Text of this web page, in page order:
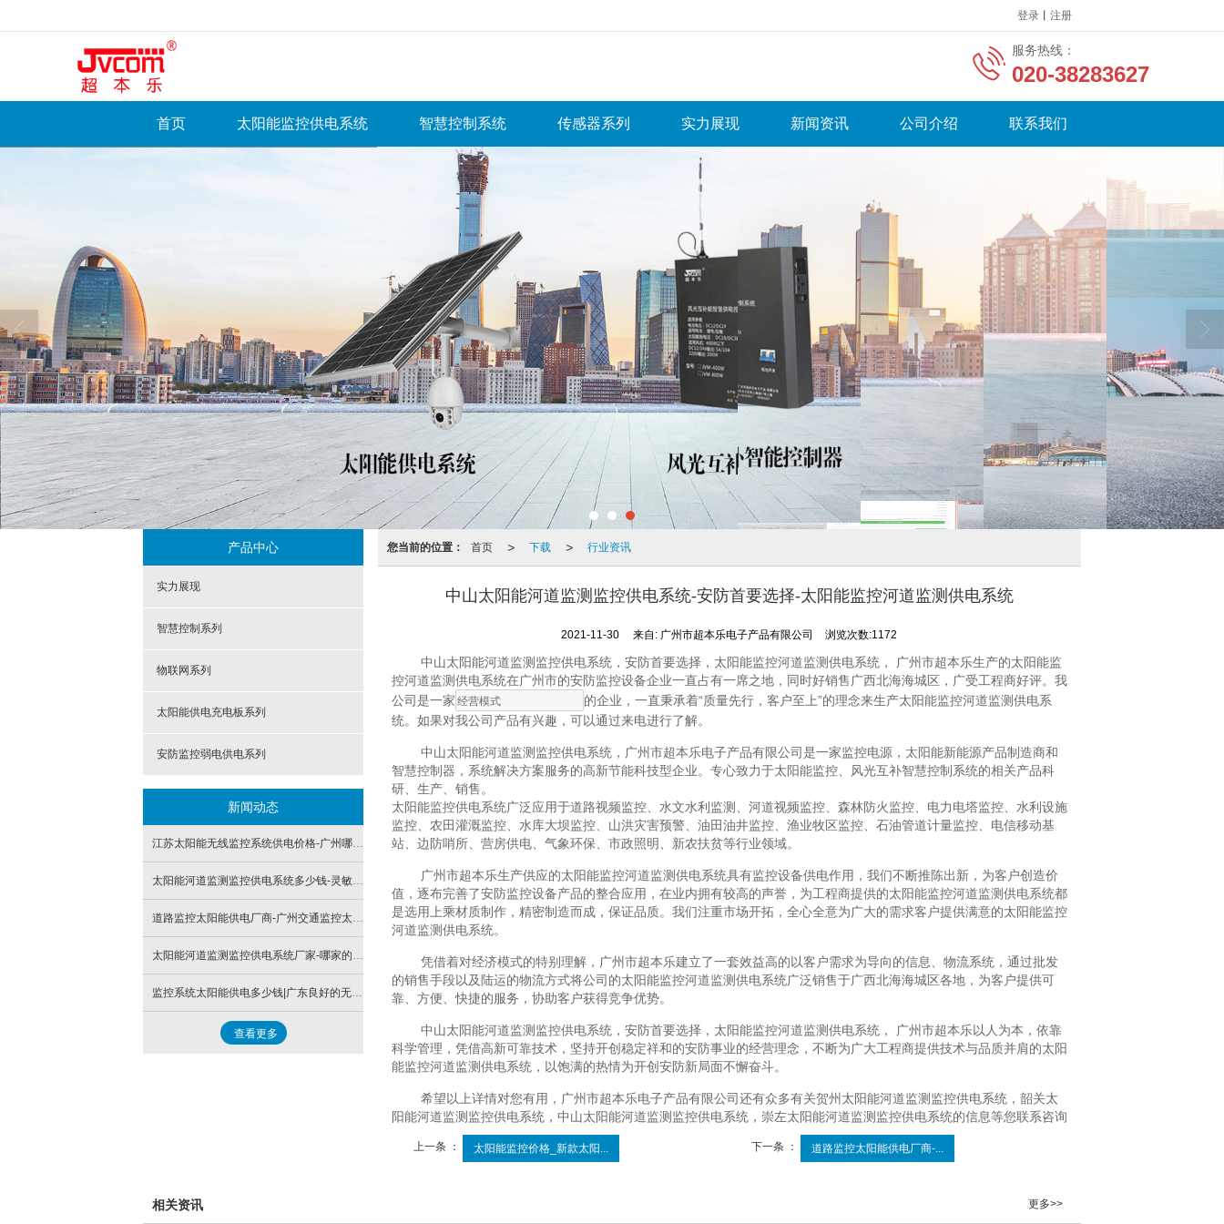
登录 注册
服务热线：
020-38283627
首页 太阳能监控供电系统 智慧控制系统 传感器系列 实力展现 新闻资讯 公司介绍 联系我们
您当前的位置： 首页 > 下载 > 行业资讯
中山太阳能河道监测监控供电系统-安防首要选择-太阳能监控河道监测供电系统
2021-11-30 来自: 广州市超本乐电子产品有限公司 浏览次数:1172
中山太阳能河道监测监控供电系统，安防首要选择，太阳能监控河道监测供电系统， 广州市超本乐生产的太阳能监
控河道监测供电系统在广州市的安防监控设备企业一直占有一席之地，同时好销售广西北海海城区，广受工程商好评。我
公司是一家
的企业，一直秉承着“质量先行，客户至上”的理念来生产太阳能监控河道监测供电系
统。如果对我公司产品有兴趣，可以通过来电进行了解。
中山太阳能河道监测监控供电系统，广州市超本乐电子产品有限公司是一家监控电源，太阳能新能源产品制造商和
智慧控制器，系统解决方案服务的高新节能科技型企业。专心致力于太阳能监控、风光互补智慧控制系统的相关产品科
研、生产、销售。
太阳能监控供电系统广泛应用于道路视频监控、水文水利监测、河道视频监控、森林防火监控、电力电塔监控、水利设施
监控、农田灌溉监控、水库大坝监控、山洪灾害预警、油田油井监控、渔业牧区监控、石油管道计量监控、电信移动基
站、边防哨所、营房供电、气象环保、市政照明、新农扶贫等行业领域。
广州市超本乐生产供应的太阳能监控河道监测供电系统具有监控设备供电作用，我们不断推陈出新，为客户创造价
值，逐布完善了安防监控设备产品的整合应用，在业内拥有较高的声誉，为工程商提供的太阳能监控河道监测供电系统都
是选用上乘材质制作，精密制造而成，保证品质。我们注重市场开拓，全心全意为广大的需求客户提供满意的太阳能监控
河道监测供电系统。
凭借着对经济模式的特别理解，广州市超本乐建立了一套效益高的以客户需求为导向的信息、物流系统，通过批发
的销售手段以及陆运的物流方式将公司的太阳能监控河道监测供电系统广泛销售于广西北海海城区各地，为客户提供可
靠、方便、快捷的服务，协助客户获得竞争优势。
中山太阳能河道监测监控供电系统，安防首要选择，太阳能监控河道监测供电系统， 广州市超本乐以人为本，依靠
科学管理，凭借高新可靠技术，坚持开创稳定祥和的安防事业的经营理念，不断为广大工程商提供技术与品质并肩的太阳
能监控河道监测供电系统，以饱满的热情为开创安防新局面不懈奋斗。
希望以上详情对您有用，广州市超本乐电子产品有限公司还有众多有关贺州太阳能河道监测监控供电系统，韶关太
阳能河道监测监控供电系统，中山太阳能河道监测监控供电系统，崇左太阳能河道监测监控供电系统的信息等您联系咨询
上一条 ： 太阳能监控价格_新款太阳... 下一条 ： 道路监控太阳能供电厂商-...
产品中心
实力展现
智慧控制系列
物联网系列
太阳能供电充电板系列
安防监控弱电供电系列
新闻动态
江苏太阳能无线监控系统供电价格-广州哪里有提供太阳能供电
太阳能河道监测监控供电系统多少钱-灵敏度高的太阳能监控河道监测供电系统哪里买
道路监控太阳能供电厂商-广州交通监控太阳能供电系统
太阳能河道监测监控供电系统厂家-哪家的太阳能监控河道监测供电系统好
监控系统太阳能供电多少钱|广东良好的无线监控控制器服务商
查看更多
相关资讯 更多>>